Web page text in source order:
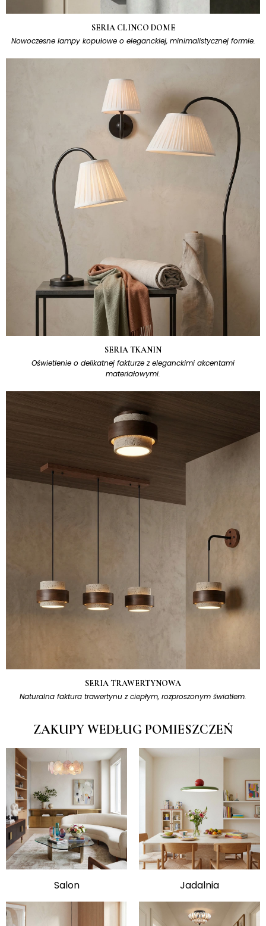
SERIA CLINCO DOME
Nowoczesne lampy kopułowe o eleganckiej, minimalistycznej formie.
SERIA TKANIN
Oświetlenie o delikatnej fakturze z eleganckimi akcentami
materiałowymi.
SERIA TRAWERTYNOWA
Naturalna faktura trawertynu z ciepłym, rozproszonym światłem.
ZAKUPY WEDŁUG POMIESZCZEŃ
Salon Jadalnia